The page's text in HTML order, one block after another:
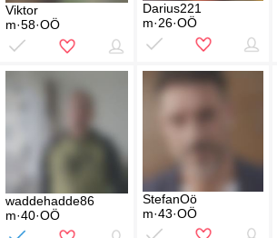
Viktor
m·58·OÖ
Darius221
m·26·OÖ
waddehadde86
m·40·OÖ
StefanOö
m·43·OÖ